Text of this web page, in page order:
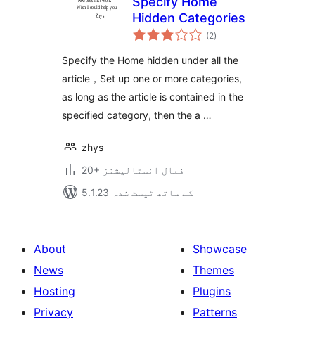
Hidden Categories
(2مجموعی
درجہ
)
Specify the Home hidden under all the
article，Set up one or more categories,
as long as the article is contained in the
specified category, then the a …
zhys
20+ فعال انسٹالیشنز
5.1.23 کے ساتھ ٹیسٹ شدہ
About
News
Hosting
Privacy
Showcase
Themes
Plugins
Patterns